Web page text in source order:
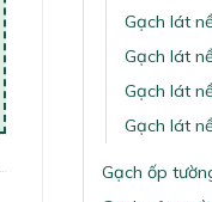
Gạch lát
Gạch lát
Gạch lát
Gạch lát
Gạch ốp